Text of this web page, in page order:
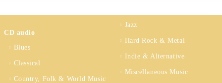
CD audio
Blues
Classical
Country, Folk & World Music
Jazz
Hard Rock & Metal
Indie & Alternative
Miscellaneous Music